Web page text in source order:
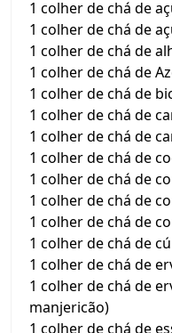
1 colher de chá de
1 colher de chá de
1 colher de chá de
1 colher de chá de
1 colher de chá de
1 colher de chá de
1 colher de chá de
1 colher de chá de
1 colher de chá de
1 colher de chá de
1 colher de chá de
1 colher de chá de
1 colher de chá de
1 colher de chá de
manjericão)
1 colher de chá de